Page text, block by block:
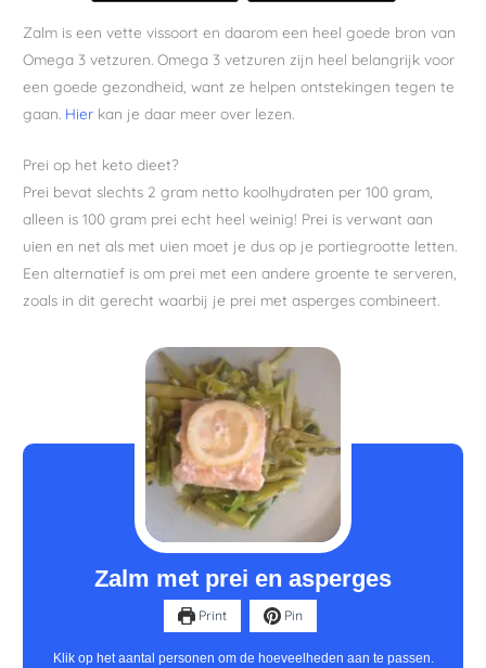
Zalm is een vette vissoort en daarom een heel goede bron van
Omega 3 vetzuren. Omega 3 vetzuren zijn heel belangrijk voor
een goede gezondheid, want ze helpen ontstekingen tegen te
gaan. Hier kan je daar meer over lezen.
Prei op het keto dieet?
Prei bevat slechts 2 gram netto koolhydraten per 100 gram,
alleen is 100 gram prei echt heel weinig! Prei is verwant aan
uien en net als met uien moet je dus op je portiegrootte letten.
Een alternatief is om prei met een andere groente te serveren,
zoals in dit gerecht waarbij je prei met asperges combineert.
Zalm met prei en asperges
Print Pin
Klik op het aantal personen om de hoeveelheden aan te passen.
minuten minuten